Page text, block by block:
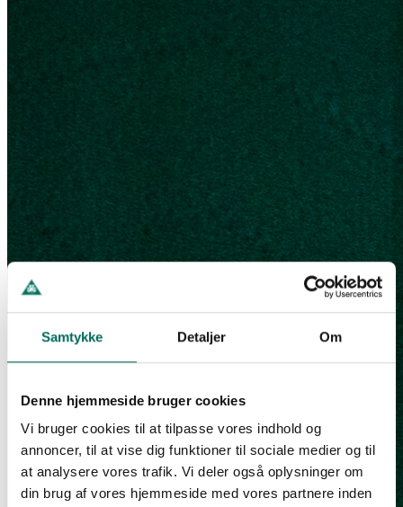
Samtykke Detaljer Om
Denne hjemmeside bruger cookies
Vi bruger cookies til at tilpasse vores indhold og
annoncer, til at vise dig funktioner til sociale medier og til
at analysere vores trafik. Vi deler også oplysninger om
din brug af vores hjemmeside med vores partnere inden